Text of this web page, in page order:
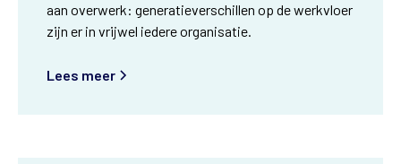
aan overwerk: generatieverschillen op de werkvloer
zijn er in vrijwel iedere organisatie.
Lees meer